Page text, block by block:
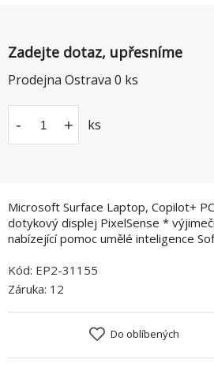
Microsoft Surface Laptop, Copilot+
dotykový displej PixelSense *
nabízející pomoc umělé inteligence
Zadejte dotaz, upřesníme
Prodejna Ostrava 0 ks
- + ks
Kód: EP2-31155
Záruka: 12
Do oblíbených